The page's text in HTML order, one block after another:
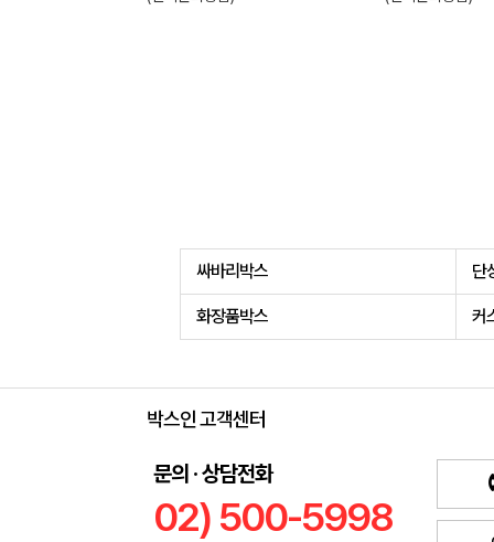
싸바리박스 단
화장품박스 커
박스인 고객센터
문의 · 상담전화
02) 500-5998